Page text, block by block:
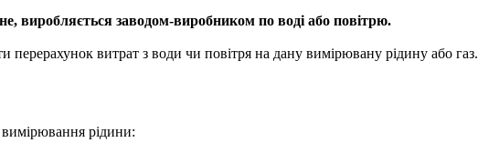
виробляється заводом-виробником по воді або повітрю.
перерахунок витрат з води чи повітря на дану вимірювану рідину або газ.
рідини: